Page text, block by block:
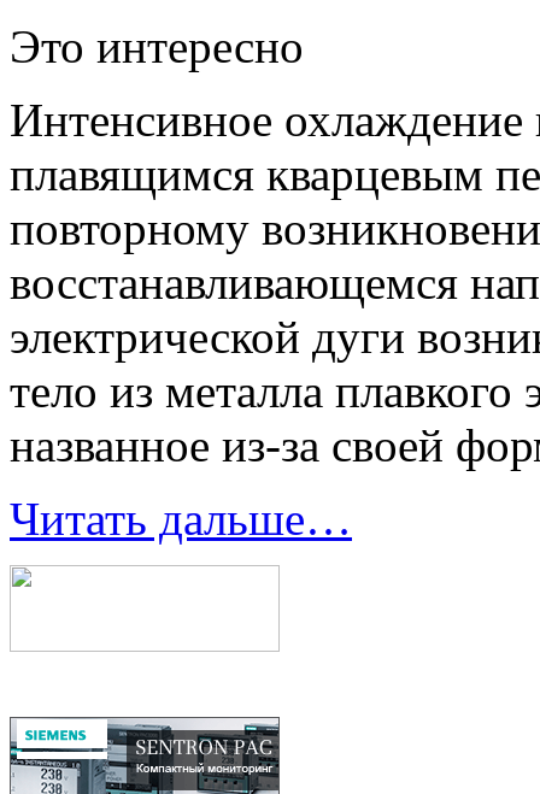
Это интересно
Интенсивное охлаждение
плавящимся кварцевым
повторному
восстанавливающемся
электрической дуги
тело из металла
названное из-за своей
Читать дальше…